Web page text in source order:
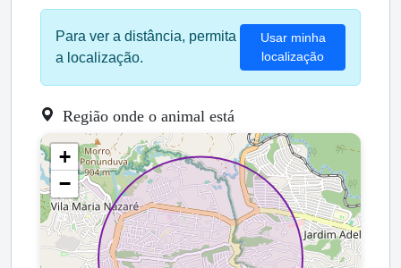
Para ver a distância, permita
a localização.
Usar minha
localização
Região onde o animal está
+
−